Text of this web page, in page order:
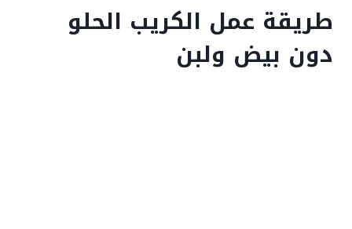
طريقة عمل الكريب الحلو
دون بيض ولبن